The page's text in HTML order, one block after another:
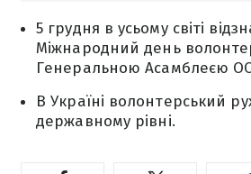
5 грудня в усьому світі
Міжнародний день
Генеральною Асамблеєю
В Україні волонтерський
державному рівні.